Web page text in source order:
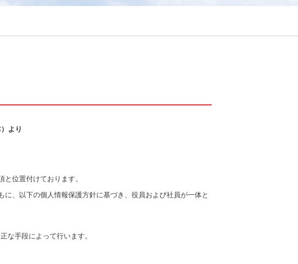
より
位置付けております。
、以下の個人情報保護方針に基づき、役員および社員が一体と
な手段によって行います。